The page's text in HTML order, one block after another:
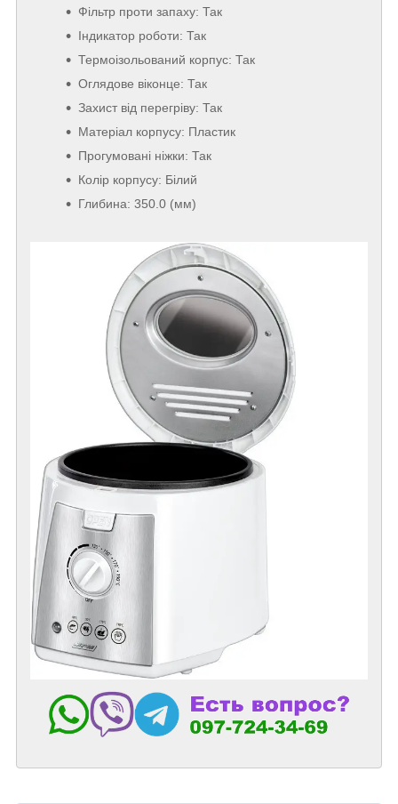
Фільтр проти запаху: Так
Індикатор роботи: Так
Термоізольований корпус: Так
Оглядове віконце: Так
Захист від перегріву: Так
Матеріал корпусу: Пластик
Прогумовані ніжки: Так
Колір корпусу: Білий
Глибина: 350.0 (мм)